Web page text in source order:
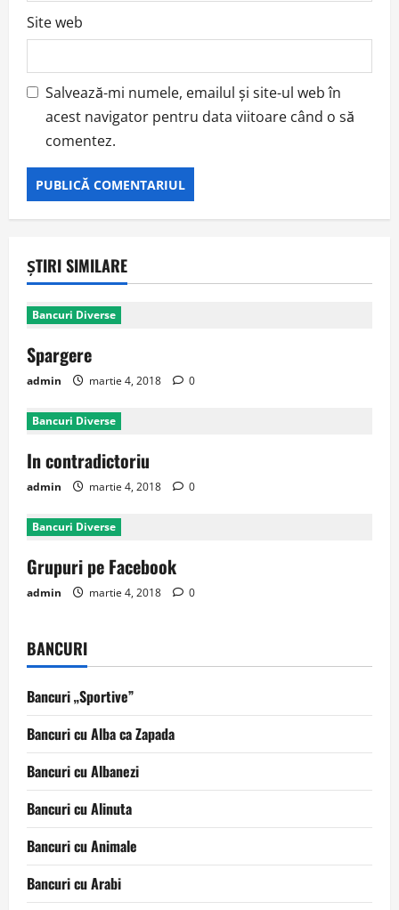
Site web
Salvează-mi numele, emailul și site-ul web în
acest navigator pentru data viitoare când o să
comentez.
ȘTIRI SIMILARE
Bancuri Diverse
Spargere
admin martie 4, 2018 0
Bancuri Diverse
In contradictoriu
admin martie 4, 2018 0
Bancuri Diverse
Grupuri pe Facebook
admin martie 4, 2018 0
BANCURI
Bancuri „Sportive”
Bancuri cu Alba ca Zapada
Bancuri cu Albanezi
Bancuri cu Alinuta
Bancuri cu Animale
Bancuri cu Arabi